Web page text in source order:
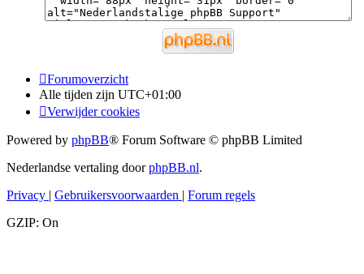
Forumoverzicht
Alle tijden zijn UTC+01:00
Verwijder cookies
Powered by phpBB® Forum Software © phpBB Limited
Nederlandse vertaling doorphpBB.nl.
Privacy | Gebruikersvoorwaarden | Forum regels
GZIP: On